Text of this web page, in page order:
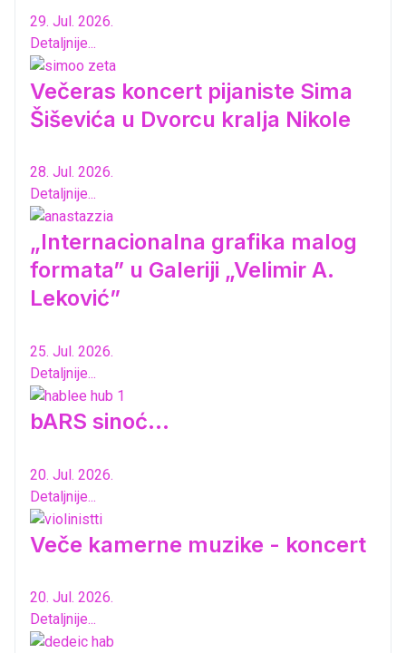
29. Jul. 2026.
Detaljnije...
Večeras koncert pijaniste Sima
Šiševića u Dvorcu kralja Nikole
28. Jul. 2026.
Detaljnije...
„Internacionalna grafika malog
formata” u Galeriji „Velimir A.
Leković”
25. Jul. 2026.
Detaljnije...
bARS sinoć...
20. Jul. 2026.
Detaljnije...
Veče kamerne muzike - koncert
20. Jul. 2026.
Detaljnije...